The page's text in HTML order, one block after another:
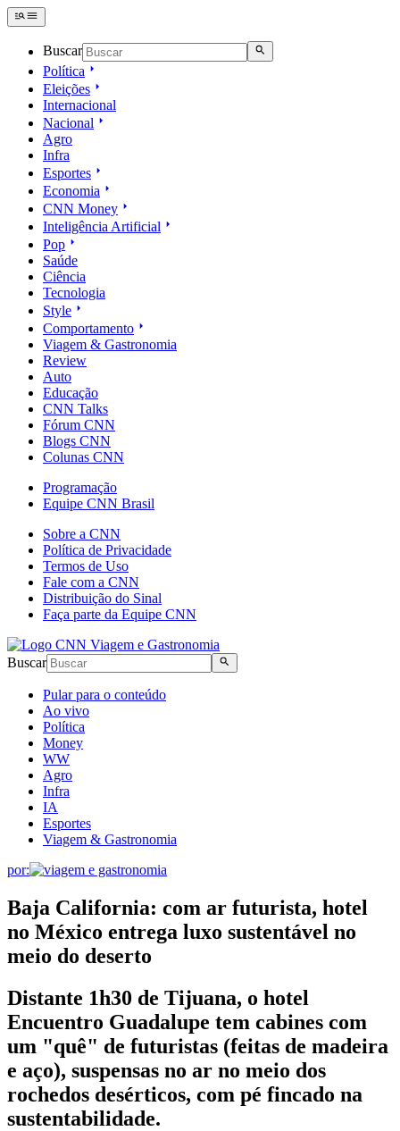
Buscar
Política
Eleições
Internacional
Nacional
Agro
Infra
Esportes
Economia
CNN Money
Inteligência Artificial
Pop
Saúde
Ciência
Tecnologia
Style
Comportamento
Viagem & Gastronomia
Review
Auto
Educação
CNN Talks
Fórum CNN
Blogs CNN
Colunas CNN
Programação
Equipe CNN Brasil
Sobre a CNN
Política de Privacidade
Termos de Uso
Fale com a CNN
Distribuição do Sinal
Faça parte da Equipe CNN
Buscar
Pular para o conteúdo
Ao vivo
Política
Money
WW
Agro
Infra
IA
Esportes
Viagem & Gastronomia
por:
Baja California: com ar futurista, hotel
no México entrega luxo sustentável no
meio do deserto
Distante 1h30 de Tijuana, o hotel
Encuentro Guadalupe tem cabines com
um "quê" de futuristas (feitas de madeira
e aço), suspensas no ar no meio dos
rochedos desérticos, com pé fincado na
sustentabilidade.